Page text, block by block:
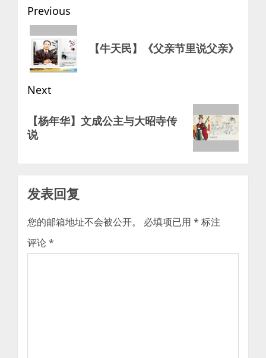
Post
navigation
Previous
Previous
post:
【牛天民】《父亲节里说父亲》
Next
post:
【杨年华】文成公主与大昭寺传
说
发表回复
您的邮箱地址不会被公开。 必填项已用 * 标注
评论*